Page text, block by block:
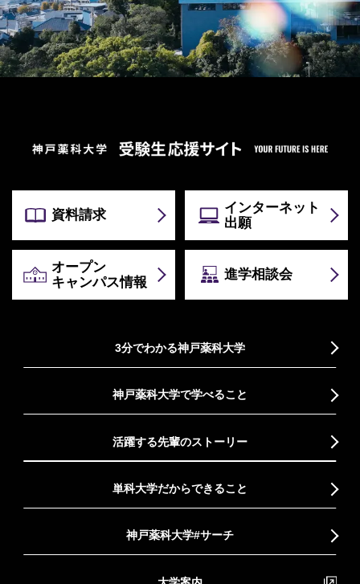
資料請求
インターネット
出願
オープン
キャンパス情報
進学相談会
3分でわかる神戸薬科大学
神戸薬科大学で学べること
活躍する先輩のストーリー
単科大学だからできること
神戸薬科大学#サーチ